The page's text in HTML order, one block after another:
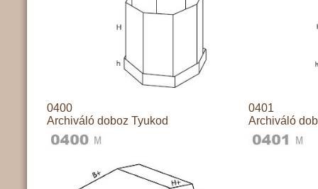
0400
Archiváló doboz Tyukod
0401
Archiváló